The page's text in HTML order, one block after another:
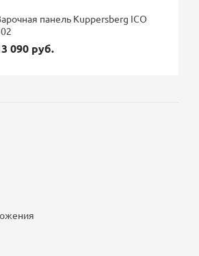
панель Kuppersberg ICO
090 руб.